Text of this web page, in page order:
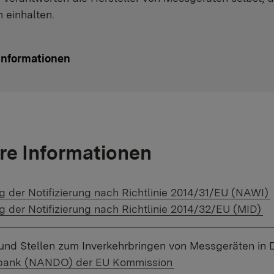
einhalten.
Informationen
Link:
der Notifizierung nach Richtlinie 2014/31/EU (NAWI)
Link:
der Notifizierung nach Richtlinie 2014/32/EU (MID)
Stellen zum Inverkehrbringen von Messgeräten in
Link:(NANDO) der EU Kommission